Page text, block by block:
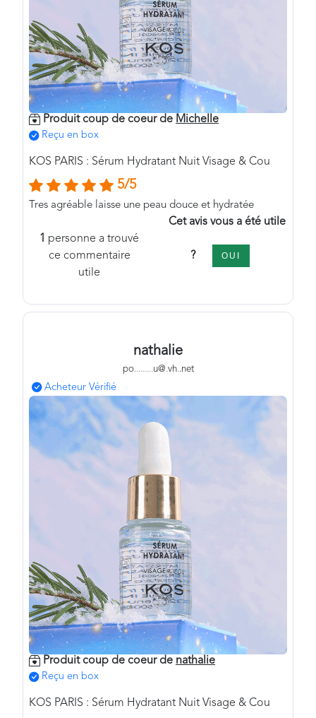
Produit coup de coeur de Michelle
Reçu en box
KOS PARIS : Sérum Hydratant Nuit Visage & Cou
5/5
Tres agréable laisse une peau douce et hydratée
1 personne a trouvé
ce commentaire
utile
Cet avis vous a été utile
? OUI
nathalie
po. u@ vh. .net
Acheteur Vérifié
Produit coup de coeur de nathalie
Reçu en box
KOS PARIS : Sérum Hydratant Nuit Visage & Cou